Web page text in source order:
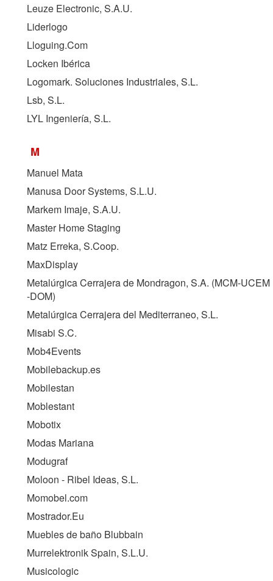
Leuze Electronic, S.A.U.
Liderlogo
Lloguing.Com
Locken Ibérica
Logomark. Soluciones Industriales, S.L.
Lsb, S.L.
LYL Ingeniería, S.L.
M
Manuel Mata
Manusa Door Systems, S.L.U.
Markem Imaje, S.A.U.
Master Home Staging
Matz Erreka, S.Coop.
MaxDisplay
Metalúrgica Cerrajera de Mondragon, S.A. (MCM-UCEM
-DOM)
Metalúrgica Cerrajera del Mediterraneo, S.L.
Misabi S.C.
Mob4Events
Mobilebackup.es
Mobilestan
Moblestant
Mobotix
Modas Mariana
Modugraf
Moloon - Ribel Ideas, S.L.
Momobel.com
Mostrador.Eu
Muebles de baño Blubbain
Murrelektronik Spain, S.L.U.
Musicologic